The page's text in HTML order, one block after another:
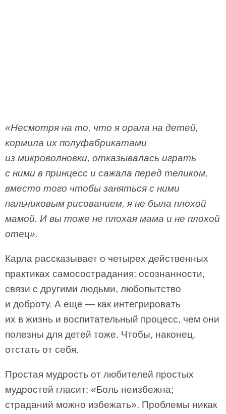
«Несмотря на то, что я орала на детей,
кормила их полуфабрикатами
из микроволновки, отказывалась играть
с ними в принцесс и сажала перед теликом,
вместо того чтобы заняться с ними
пальчиковым рисованием, я не была плохой
мамой. И вы тоже не плохая мама и не плохой
отец».
Карла рассказывает о четырех действенных
практиках самосострадания: осознанности,
связи с другими людьми, любопытство
и доброту. А еще — как интегрировать
их в жизнь и воспитательный процесс, чем они
полезны для детей тоже. Чтобы, наконец,
отстать от себя.
Простая мудрость от любителей простых
мудростей гласит: «Боль неизбежна;
страданий можно избежать». Проблемы никак